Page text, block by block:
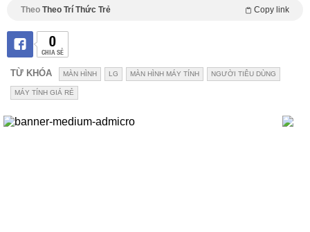
Theo Theo Trí Thức Trẻ Copy link
0
CHIA SẺ
TỪ KHÓA MÀN HÌNH LG MÀN HÌNH MÁY TÍNH NGƯỜI TIÊU DÙNG
MÁY TÍNH GIÁ RẺ